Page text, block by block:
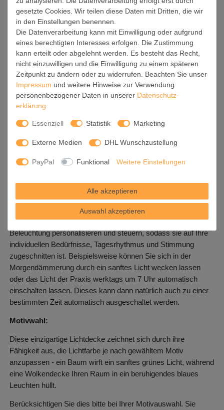
empfehlen wir die Hinzuziehung eines Fachmanns, um die
optimale Funktion und Sicherheit Ihrer Beleuchtung zu
gewährleisten.
Falls Sie einen Fachmann für die Installation benötigen, geben
Sie uns gern Bescheid, wir vermitteln Ihnen gern einen
geeigneten Ansprechpartner aus Ihrer Nähe.
Steuerung:
Integration in Ihr Smart Home. Durch die Kompatibilität mit der
SmartLife App, Alexa und Google Assistant wird Ihr
fungiert hierbei sozusagen als Fernbedienung.
Aktivierung über den Wand-Ein-/Ausschalter immer wieder
abgerufen werden können ohne Handy.
Mit der Szenenfunktion in der Smart App können Sie die
Beleuchtung personalisieren und steuern, sodass sie auf Ihre
individuellen Bedürfnisse, Tagesrhythmus und Stimmung
zugeschnitten ist. Beispielsweise können Sie sich in der
Morgendämmerung durch ein sanftes Licht wecken lassen
oder das Licht der Praxis werktags um 7 Uhr automatisch
einschalten lassen. Dieses kann dann natürlich auch zu einer
bestimmten Zeit automatisch ausgeschaltet werden.
Motivwahl:
Diese einzigartige Lichtdecke zeichnet sich durch ihre
Fähigkeit aus, die Lichtfarbe je nach gewähltem Motiv
anzupassen - ein Baum wirft ein sanftes grünes Licht, während
eine Wolkendecke Ihren Raum in ein beruhigendes blaues
Leuchten hüllt.
Berücksichtigen Sie dies bitte bei Ihrer Motivauswahl. Sie
gesetzte Cookies. Wir teilen diese Daten mit Dritten, die wir
in den Einstellungen benennen.
Die Datenverarbeitung kann mit Einwilligung oder aufgrund
eines berechtigten Interesses erfolgen. Die Zustimmung
kann erteilt oder abgelehnt werden. Es besteht das Recht,
nicht einzuwilligen und die Einwilligung zu einem späteren
Zeitpunkt zu ändern oder zu widerrufen. Beachten Sie unser
Impressum und weitere Hinweise zur Verwendung
personenbezogener Daten in unserer Daten­schutz­
erklärung
Essenziell Statistik Marketing
Externe Medien DHL Wunschzustellung
PayPal Funktional Weitere Einstellungen
Alle akzeptieren
Auswahl akzeptieren